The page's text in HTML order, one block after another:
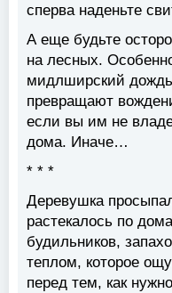
сперва наденьте
А еще будьте
на лесных.
мидлширский
превращают
если вы им не
дома. Иначе…
* * *
Деревушка
растекалось по
будильников,
теплом, которое
перед тем, как